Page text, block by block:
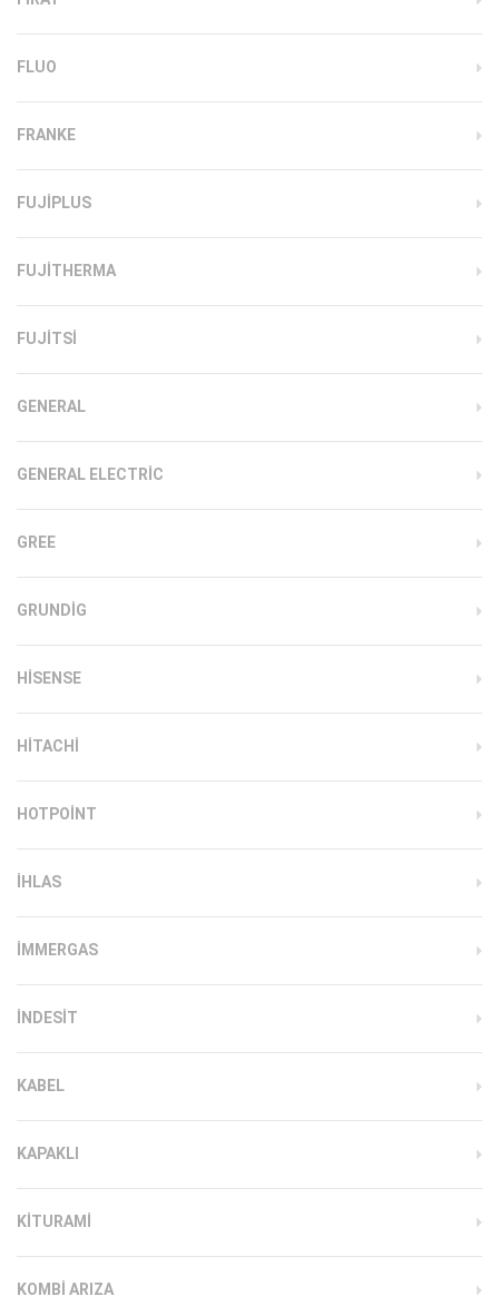
FLUO
FRANKE
FUJIPLUS
FUJITHERMA
FUJITSI
GENERAL
GENERAL ELECTRIC
GREE
GRUNDIG
HISENSE
HITACHI
HOTPOINT
IHLAS
İMMERGAS
INDESIT
KABEL
KAPAKLI
KITURAMI
KOMBI ARIZA